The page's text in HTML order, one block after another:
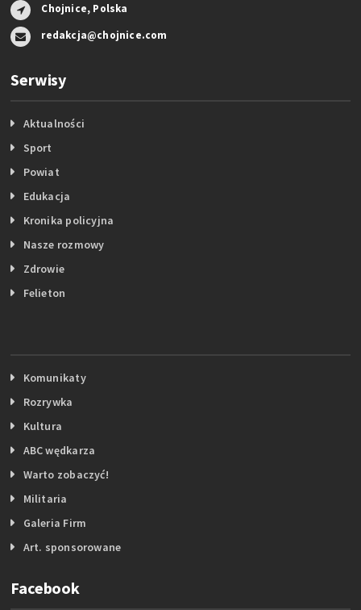
Chojnice, Polska
redakcja@chojnice.com
Serwisy
Aktualności
Sport
Powiat
Edukacja
Kronika policyjna
Nasze rozmowy
Zdrowie
Felieton
Komunikaty
Rozrywka
Kultura
ABC wędkarza
Warto zobaczyć!
Militaria
Galeria Firm
Art. sponsorowane
Facebook